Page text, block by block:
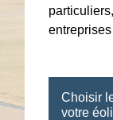
Choisir
votre